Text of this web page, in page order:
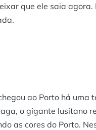
que ele saia
ao Porto há uma
o gigante lusitano
as cores do Porto.